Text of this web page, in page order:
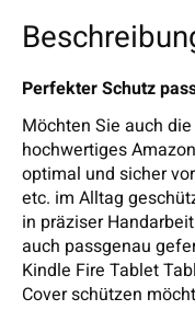
Perfekter Schutz
Möchten Sie auch
hochwertiges
optimal und sicher
etc. im Alltag
in präziser
auch passgenau
Kindle Fire Tablet
Cover schützen